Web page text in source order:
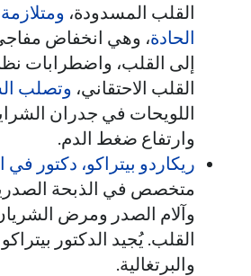
القلب المسدودة،
الحادة، وهي انخفاض
إلى القلب، واضطرابات
القلب الاحتقاني، وتصلب
اللويحات في جدران
وارتفاع ضغط الدم.
ريكاردو بيتراكو، دكتور
متخصص في الذبحة
وآلام الصدر ومرض
القلب. يُجيد الدكتور بيتراكو
والبرتغالية.